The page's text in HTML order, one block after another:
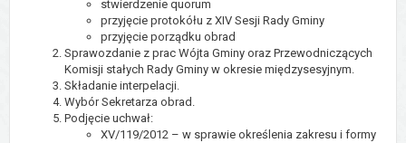
stwierdzenie quorum
przyjęcie protokółu z XIV Sesji Rady Gminy
przyjęcie porządku obrad
Sprawozdanie z prac Wójta Gminy oraz Przewodniczących
Komisji stałych Rady Gminy w okresie międzysesyjnym.
Składanie interpelacji.
Wybór Sekretarza obrad.
Podjęcie uchwał:
XV/119/2012 – w sprawie określenia zakresu i formy